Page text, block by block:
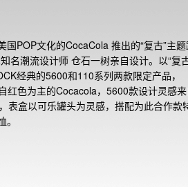
国POP文化的CocaCola 推出的“复古”主
名潮流设计师 仓石一树亲自设计。以“复
经典的5600和110系列两款限定产品，
红色为主的Cocacola，5600款设计灵感来
表盒以可乐罐头为灵感，搭配为此合作款